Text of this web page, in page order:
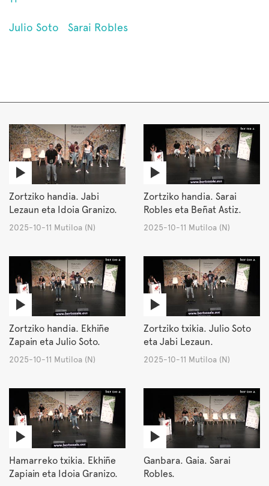
Julio Soto Sarai Robles
Zortziko handia. Jabi
Lezaun eta Idoia Granizo.
2025-10-11 Mutiloa (N)
Zortziko handia. Sarai
Robles eta Beñat Astiz.
2025-10-11 Mutiloa (N)
Zortziko handia. Ekhiñe
Zapain eta Julio Soto.
2025-10-11 Mutiloa (N)
Zortziko txikia. Julio Soto
eta Jabi Lezaun.
2025-10-11 Mutiloa (N)
Hamarreko txikia. Ekhiñe
Zapiain eta Idoia Granizo.
Ganbara. Gaia. Sarai
Robles.